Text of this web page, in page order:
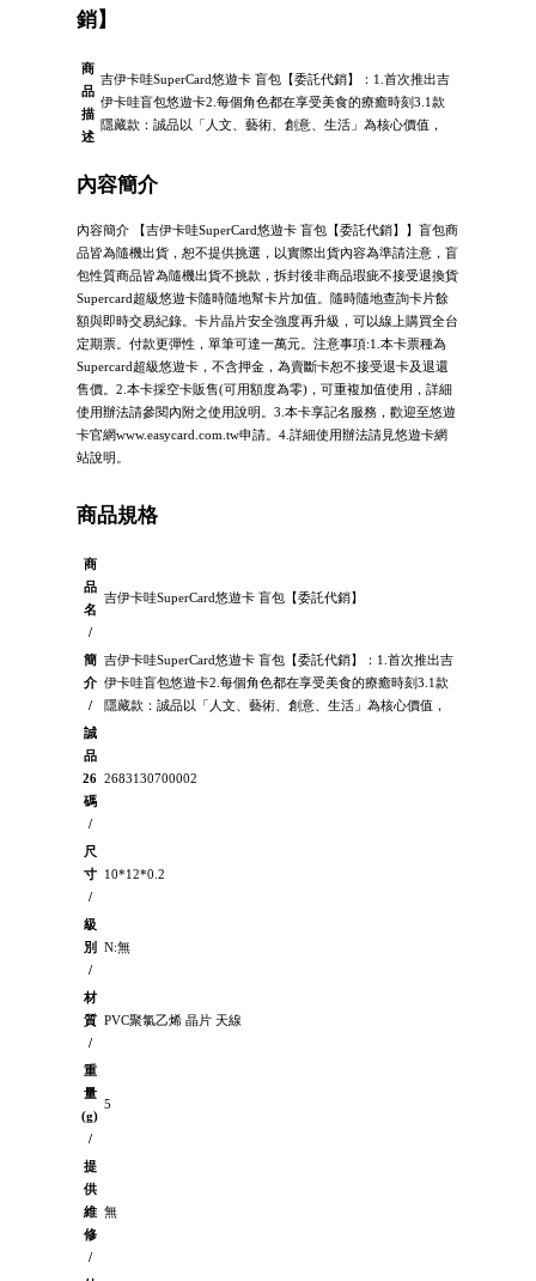
銷】
商
品
描
述
吉伊卡哇SuperCard悠遊卡 盲包【委託代銷】：1.首次推出吉
伊卡哇盲包悠遊卡2.每個角色都在享受美食的療癒時刻3.1款
隱藏款：誠品以「人文、藝術、創意、生活」為核心價值，
內容簡介
內容簡介 【吉伊卡哇SuperCard悠遊卡 盲包【委託代銷】】盲包商
品皆為隨機出貨，恕不提供挑選，以實際出貨內容為準請注意，盲
包性質商品皆為隨機出貨不挑款，拆封後非商品瑕疵不接受退換貨
Supercard超級悠遊卡隨時隨地幫卡片加值。隨時隨地查詢卡片餘
額與即時交易紀錄。卡片晶片安全強度再升級，可以線上購買全台
定期票。付款更彈性，單筆可達一萬元。注意事項:1.本卡票種為
Supercard超級悠遊卡，不含押金，為賣斷卡恕不接受退卡及退還
售價。2.本卡採空卡販售(可用額度為零)，可重複加值使用，詳細
使用辦法請參閱內附之使用說明。3.本卡享記名服務，歡迎至悠遊
卡官網www.easycard.com.tw申請。4.詳細使用辦法請見悠遊卡網
站說明。
商品規格
商
品
名
/
吉伊卡哇SuperCard悠遊卡 盲包【委託代銷】
簡
介
/
吉伊卡哇SuperCard悠遊卡 盲包【委託代銷】：1.首次推出吉
伊卡哇盲包悠遊卡2.每個角色都在享受美食的療癒時刻3.1款
隱藏款：誠品以「人文、藝術、創意、生活」為核心價值，
誠
品
26
碼
/
2683130700002
尺
寸
/
10*12*0.2
級
別
/
N:無
材
質
/
PVC聚氯乙烯 晶片 天線
重
量
(g)
/
5
提
供
維
修
/
無